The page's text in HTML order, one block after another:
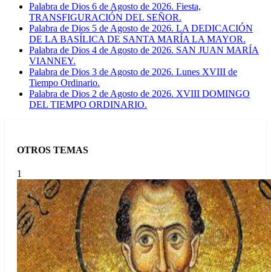
Palabra de Dios 6 de Agosto de 2026. Fiesta,
TRANSFIGURACIÓN DEL SEÑOR.
Palabra de Dios 5 de Agosto de 2026. LA DEDICACIÓN
DE LA BASÍLICA DE SANTA MARÍA LA MAYOR.
Palabra de Dios 4 de Agosto de 2026. SAN JUAN MARÍA
VIANNEY.
Palabra de Dios 3 de Agosto de 2026. Lunes XVIII de
Tiempo Ordinario.
Palabra de Dios 2 de Agosto de 2026. XVIII DOMINGO
DEL TIEMPO ORDINARIO.
OTROS TEMAS
1